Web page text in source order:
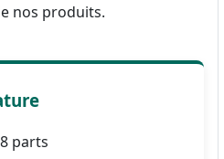
nos produits.
parts